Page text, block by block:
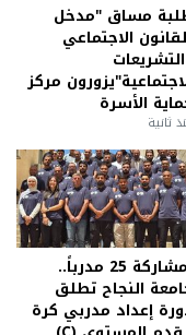
مساق "مدخل
الاجتماعي
مركز
الأسرة
ثانية
بمشاركة 25 مدرباً..
النجاح تطلق
إعداد مدربي كرة